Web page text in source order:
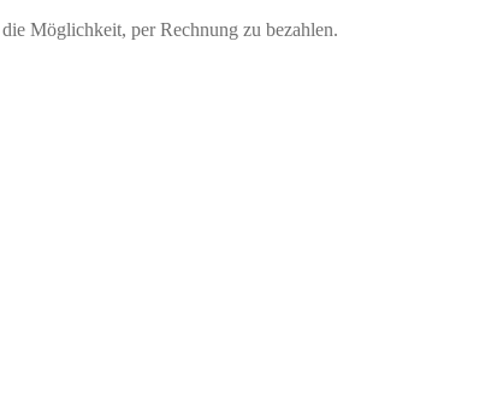
Möglichkeit, per Rechnung zu bezahlen.